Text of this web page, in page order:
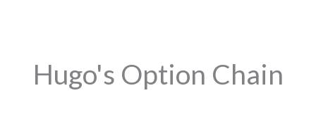
Hugo's Option Chain